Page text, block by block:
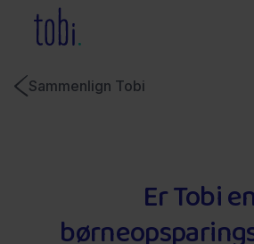
Sammenlign Tobi
Er Tobi